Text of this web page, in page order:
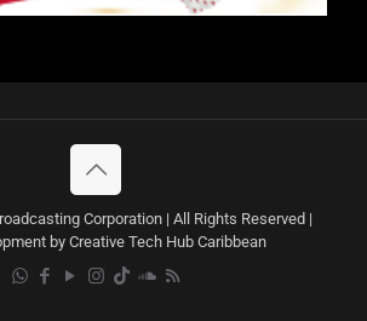
Corporation | All Rights Reserved |
by Creative Tech Hub Caribbean